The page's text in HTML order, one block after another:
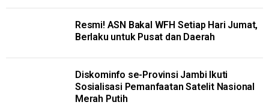
Resmi! ASN Bakal WFH Setiap Hari Jumat,
Berlaku untuk Pusat dan Daerah
Diskominfo se-Provinsi Jambi Ikuti
Sosialisasi Pemanfaatan Satelit Nasional
Merah Putih